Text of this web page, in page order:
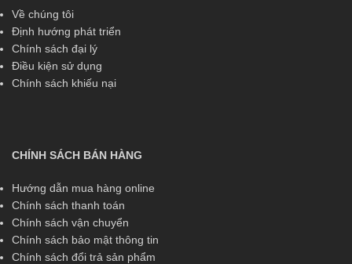
Về chúng tôi
Định hướng phát triển
Chính sách đại lý
Điều kiện sử dụng
Chính sách khiếu nại
CHÍNH SÁCH BÁN HÀNG
Hướng dẫn mua hàng online
Chính sách thanh toán
Chính sách vận chuyển
Chính sách bảo mật thông tin
Chính sách đổi trả sản phẩm